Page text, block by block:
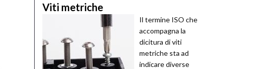
Viti metriche
Il termine ISO che
accompagna la
dicitura di viti
metriche sta ad
indicare diverse